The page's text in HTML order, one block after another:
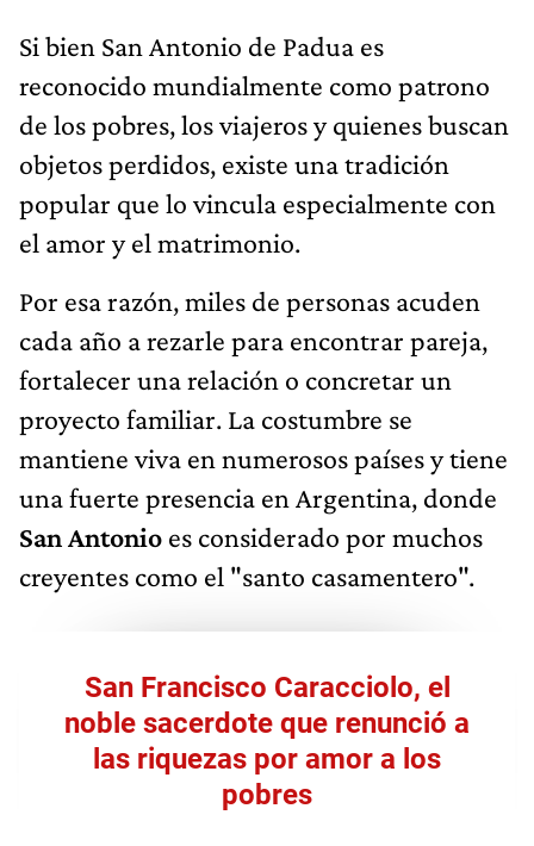
Si bien San Antonio de Padua es
reconocido mundialmente como patrono
de los pobres, los viajeros y quienes buscan
objetos perdidos, existe una tradición
popular que lo vincula especialmente con
el amor y el matrimonio.
Por esa razón, miles de personas acuden
cada año a rezarle para encontrar pareja,
fortalecer una relación o concretar un
proyecto familiar. La costumbre se
mantiene viva en numerosos países y tiene
una fuerte presencia en Argentina, donde
San Antonio es considerado por muchos
creyentes como el "santo casamentero".
San Francisco Caracciolo, el
noble sacerdote que renunció a
las riquezas por amor a los
pobres